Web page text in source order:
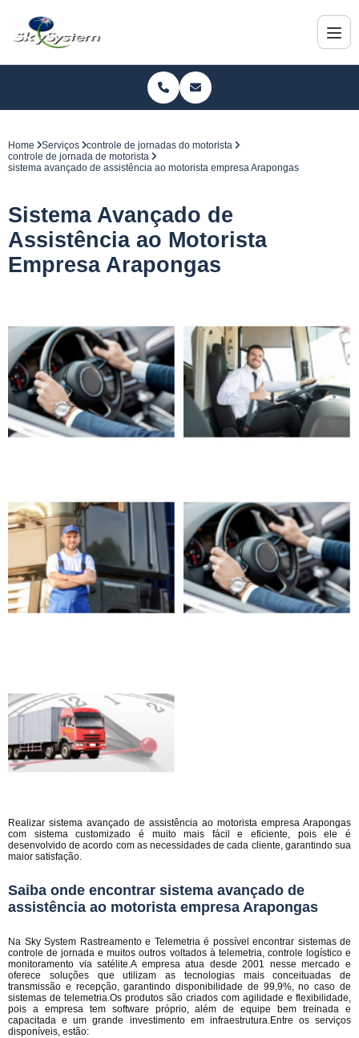
Home Serviços
controle de jornadas do motorista
controle de jornada de motorista
sistema avançado de assistência ao motorista empresa Arapongas
Sistema Avançado de
Assistência ao Motorista
Empresa Arapongas
Realizar sistema avançado de assistência ao motorista empresa Arapongas
com sistema customizado é muito mais fácil e eficiente, pois ele é
desenvolvido de acordo com as necessidades de cada cliente, garantindo sua
maior satisfação.
Saiba onde encontrar sistema avançado de
assistência ao motorista empresa Arapongas
Na Sky System Rastreamento e Telemetria é possível encontrar sistemas de
controle de jornada e muitos outros voltados à telemetria, controle logístico e
monitoramento via satélite.A empresa atua desde 2001 nesse mercado e
oferece soluções que utilizam as tecnologias mais conceituadas de
transmissão e recepção, garantindo disponibilidade de 99,9%, no caso de
sistemas de telemetria.Os produtos são criados com agilidade e flexibilidade,
pois a empresa tem software próprio, além de equipe bem treinada e
capacitada e um grande investimento em infraestrutura.Entre os serviços
disponíveis, estão: